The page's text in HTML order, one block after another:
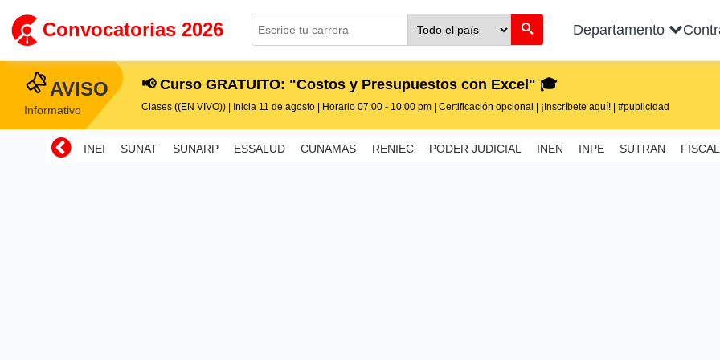
Convocatorias 2026 Departamento
AVISO
Informativo
📢 Curso GRATUITO: "Costos y Presupuestos con Excel" 🎓
Clases ((EN VIVO)) | Inicia 11 de agosto | Horario 07:00 - 10:00 pm | Certificación opcional | ¡Inscríbete aquí! | #publicidad
INEI SUNAT SUNARP ESSALUD CUNAMAS RENIEC PODER JUDICIAL INEN INPE SUTRAN